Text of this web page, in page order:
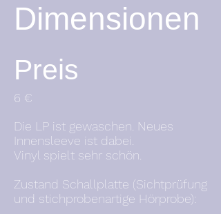
Dimensionen
Preis
6 €
Die LP ist gewaschen. Neues
Innensleeve ist dabei.
Vinyl spielt sehr schön.
Zustand Schallplatte (Sichtprüfung
und stichprobenartige Hörprobe):